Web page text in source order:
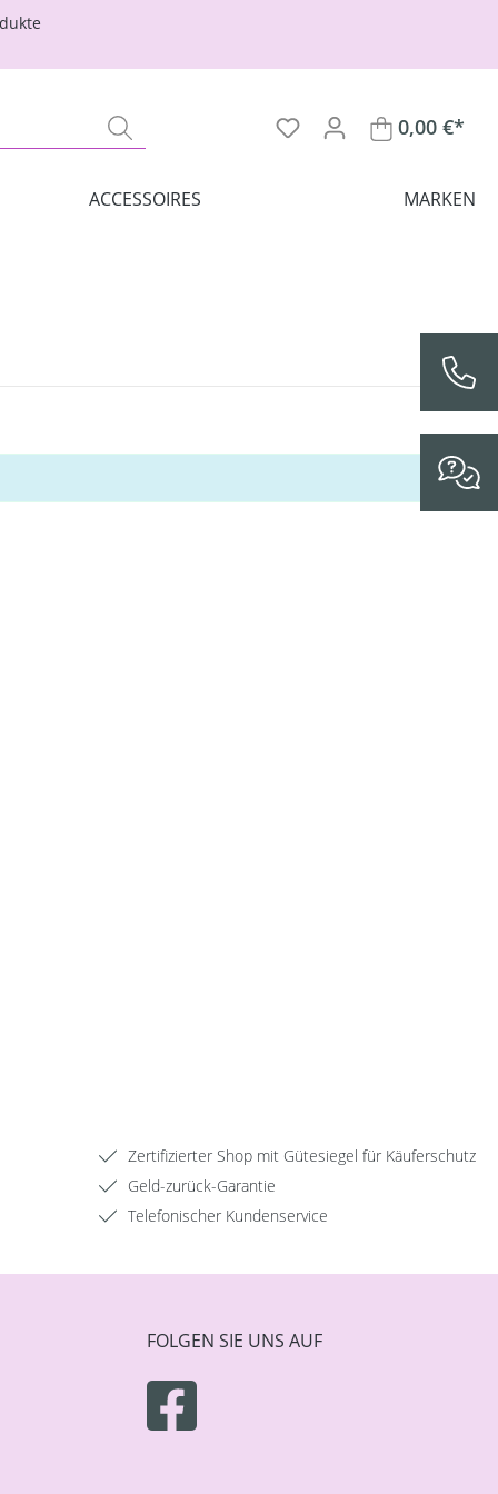
0,00 €*
ACCESSOIRES MARKEN
Zertifizierter Shop mit Gütesiegel für Käuferschutz
Geld-zurück-Garantie
Telefonischer Kundenservice
FOLGEN SIE UNS AUF